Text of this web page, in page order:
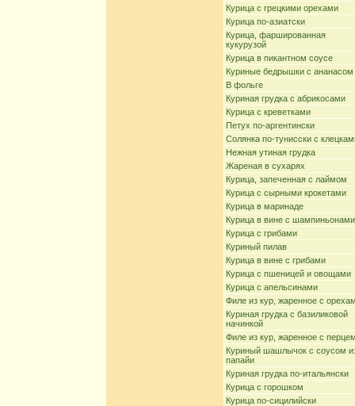
Курица с грецкими орехами
Курица по-азиатски
Курица, фаршированная
кукурузой
Курица в пикантном соусе
Куриные бедрышки с ананасом
В фольге
Куриная грудка с абрикосами
Курица с креветками
Петух по-аргентински
Солянка по-тунисски с
Нежная утиная грудка
Жареная в сухарях
Курица, запеченная с лаймом
Курица с сырными крокетами
Курица в маринаде
Курица в вине с шампиньонами
Курица с грибами
Куриный пилав
Курица в вине с грибами
Курица с пшеницей и овощами
Курица с апельсинами
Филе из кур, жаренное с
Куриная грудка с базиликовой
начинкой
Филе из кур, жаренное с
Куриный шашлычок с соусом
папайи
Куриная грудка по-итальянски
Курица с горошком
Курица по-сицилийски